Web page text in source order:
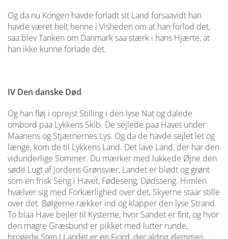
Og da nu Kongen havde forladt sit Land forsaavidt han
havde været helt henne i Visheden om at han forlod det,
saa blev Tanken om Danmark saa stærk i hans Hjærte, at
han ikke kunne forlade det.
IV Den danske Død
Og han fløj i oprejst Stilling i den lyse Nat og dalede
ombord paa Lykkens Skib. De sejlede paa Havet under
Maanens og Stjærnernes Lys. Og da de havde sejlet let og
længe, kom de til Lykkens Land. Det lave Land, der har den
vidunderlige Sommer. Du mærker med lukkede Øjne den
søde Lugt af Jordens Grønsvær, Landet er blødt og grønt
som en frisk Seng i Havet, Fødeseng, Dødsseng. Himlen
hvælver sig med Forkærlighed over det, Skyerne staar stille
over det. Bølgerne rækker ind og klapper den lyse Strand.
To blaa Have bejler til Kysterne, hvor Sandet er fint, og hvor
den magre Græsbund er pikket med lutter runde,